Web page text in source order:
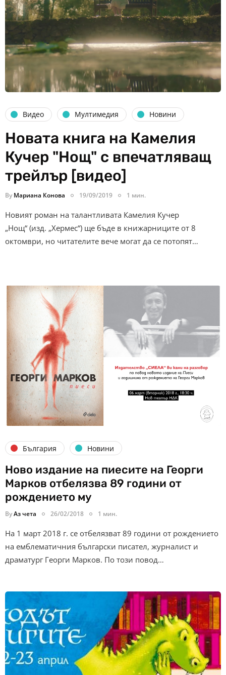
Видео Мултимедия Новини
Новата книга на Камелия
Кучер "Нощ" с впечатляващ
трейлър [видео]
By Мариана Конова 19/09/2019 1 мин.
Новият роман на талантливата Камелия Кучер
„Нощ“ (изд. „Хермес“) ще бъде в книжарниците от 8
октомври, но читателите вече могат да се потопят…
България Новини
Ново издание на пиесите на Георги
Марков отбелязва 89 години от
рождението му
ByАз чета 26/02/2018 1 мин.
На 1 март 2018 г. се отбелязват 89 години от рождението
на емблематичния български писател, журналист и
драматург Георги Марков. По този повод…